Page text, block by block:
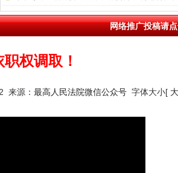
网络推广投稿请
权调取！
来源： 最高人民法院微信公众号 字体大小[ 大